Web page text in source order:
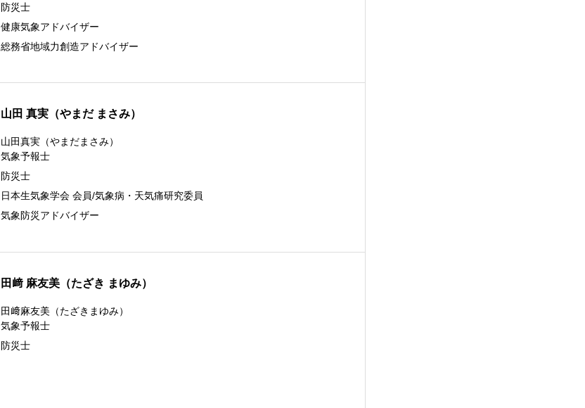
防災士
健康気象アドバイザー
総務省地域力創造アドバイザー
山田 真実（やまだ まさみ）
山田真実（やまだまさみ）
気象予報士
防災士
日本生気象学会 会員/気象病・天気痛研究委員
気象防災アドバイザー
田﨑 麻友美（たざき まゆみ）
田﨑麻友美（たざきまゆみ）
気象予報士
防災士